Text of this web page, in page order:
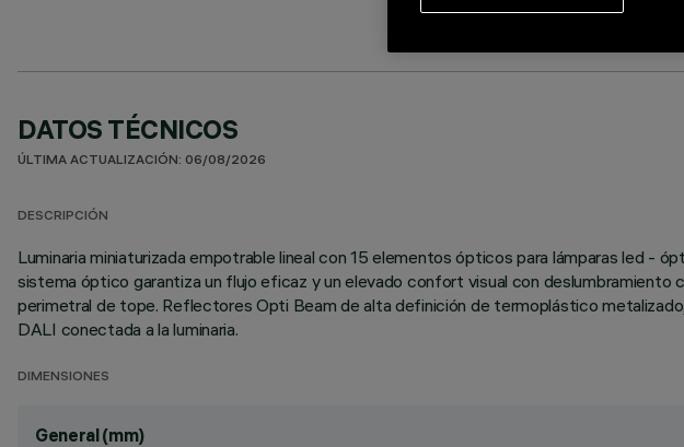
DATOS TÉCNICOS
ÚLTIMA ACTUALIZACIÓN: 06/08/2026
DESCRIPCIÓN
Luminaria miniaturizada empotrable lineal con 15 elementos ópticos para lámparas led
sistema óptico garantiza un flujo eficaz y un elevado confort visual con deslumbramiento
perimetral de tope. Reflectores Opti Beam de alta definición de termoplástico
DALI conectada a la luminaria.
DIMENSIONES
General (mm)